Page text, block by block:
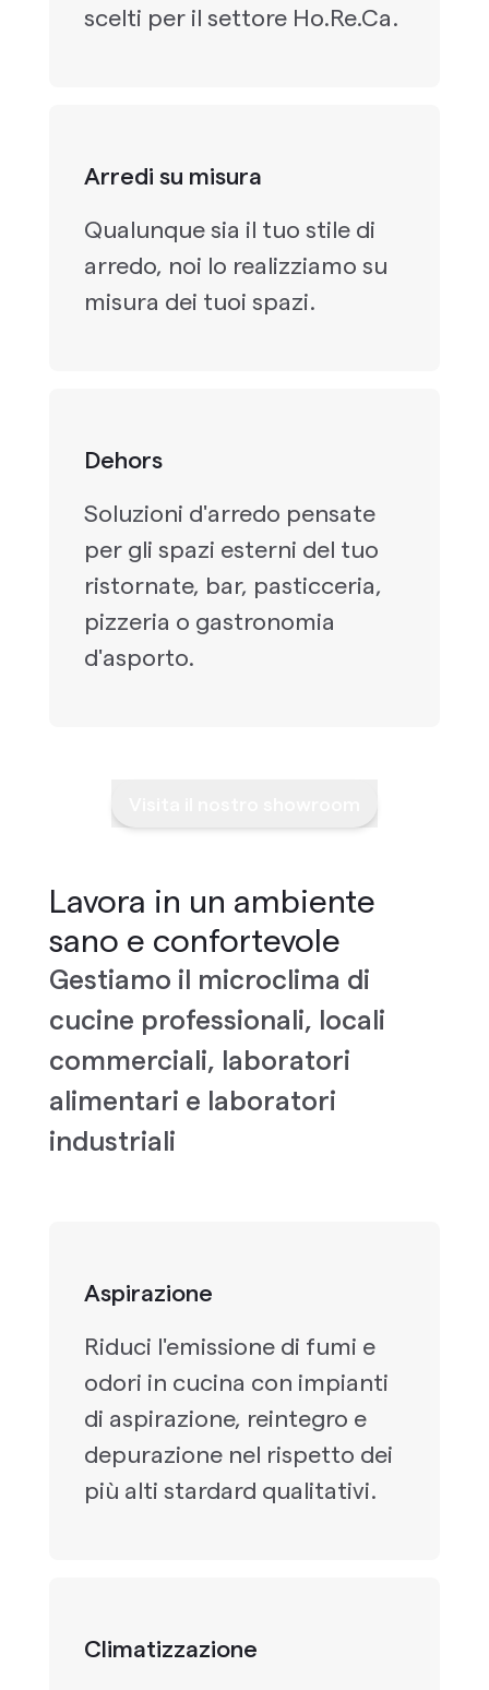
scelti per il settore Ho.Re.Ca.
Arredi su misura
Qualunque sia il tuo stile di
arredo, noi lo realizziamo su
misura dei tuoi spazi.
Dehors
Soluzioni d'arredo pensate
per gli spazi esterni del tuo
ristornate, bar, pasticceria,
pizzeria o gastronomia
d'asporto.
Lavora in un ambiente
sano e confortevole
Gestiamo il microclima di
cucine professionali, locali
commerciali, laboratori
alimentari e laboratori
industriali
Aspirazione
Riduci l'emissione di fumi e
odori in cucina con impianti
di aspirazione, reintegro e
depurazione nel rispetto dei
più alti stardard qualitativi.
Climatizzazione